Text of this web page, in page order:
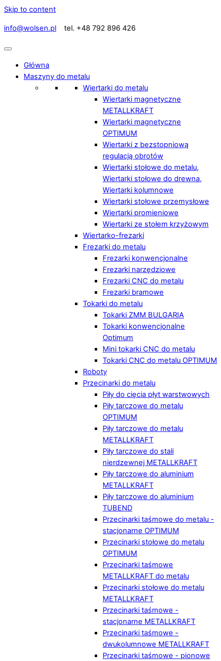
Skip to content
info@wolsen.pl tel. +48 792 896 426
Główna
Maszyny do metalu
Wiertarki do metalu
Wiertarki magnetyczne
METALLKRAFT
Wiertarki magnetyczne
OPTIMUM
Wiertarki z bezstopniową
regulacją obrotów
Wiertarki stołowe do metalu,
Wiertarki stołowe do drewna,
Wiertarki kolumnowe
Wiertarki stołowe przemysłowe
Wiertarki promieniowe
Wiertarki ze stołem krzyżowym
Wiertarko-frezarki
Frezarki do metalu
Frezarki konwencjonalne
Frezarki narzędziowe
Frezarki CNC do metalu
Frezarki bramowe
Tokarki do metalu
Tokarki ZMM BULGARIA
Tokarki konwencjonalne
Optimum
Mini tokarki CNC do metalu
Tokarki CNC do metalu OPTIMUM
Roboty
Przecinarki do metalu
Piły do cięcia płyt warstwowych
Piły tarczowe do metalu
OPTIMUM
Piły tarczowe do metalu
METALLKRAFT
Piły tarczowe do stali
nierdzewnej METALLKRAFT
Piły tarczowe do aluminium
METALLKRAFT
Piły tarczowe do aluminium
TUBEND
Przecinarki taśmowe do metalu -
stacjonarne OPTIMUM
Przecinarki stołowe do metalu
OPTIMUM
Przecinarki taśmowe
METALLKRAFT do metalu
Przecinarki stołowe do metalu
METALLKRAFT
Przecinarki taśmowe -
stacjonarne METALLKRAFT
Przecinarki taśmowe -
dwukolumnowe METALLKRAFT
Przecinarki taśmowe - pionowe